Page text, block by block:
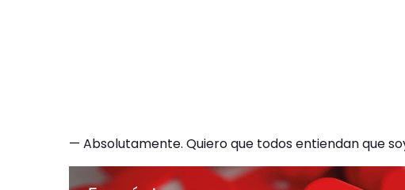
— Absolutamente. Quiero que todos entiendan que